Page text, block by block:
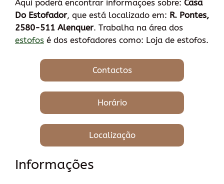
Aqui poderá encontrar informações sobre: Casa
Do Estofador, que está localizado em: R. Pontes,
2580-511 Alenquer. Trabalha na área dos
estofos é dos estofadores como: Loja de estofos.
Contactos
Horário
Localização
Informações